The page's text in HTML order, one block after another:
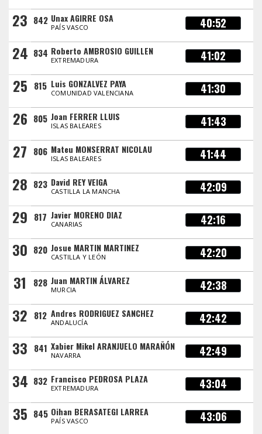
23 842 Unax AGIRRE OSA
PAÍS VASCO 40:52
24 834 Roberto AMBROSIO GUILLEN
EXTREMADURA 41:02
25 815 Luis GONZALVEZ PAYA
COMUNIDAD VALENCIANA 41:30
26 805 Joan FERRER LLUIS
ISLAS BALEARES 41:43
27 806 Mateu MONSERRAT NICOLAU
ISLAS BALEARES 41:44
28 823 David REY VEIGA
CASTILLA LA MANCHA 42:09
29 817 Javier MORENO DIAZ
CANARIAS 42:16
30 820 Josue MARTIN MARTINEZ
CASTILLA Y LEÓN 42:20
31 828 Juan MARTIN ÁLVAREZ
MURCIA 42:38
32 812 Andres RODRIGUEZ SANCHEZ
ANDALUCÍA 42:42
33 841 Xabier Mikel ARANJUELO MARAÑÓN
NAVARRA 42:49
34 832 Francisco PEDROSA PLAZA
EXTREMADURA 43:04
35 845 Oihan BERASATEGI LARREA
PAÍS VASCO 43:06